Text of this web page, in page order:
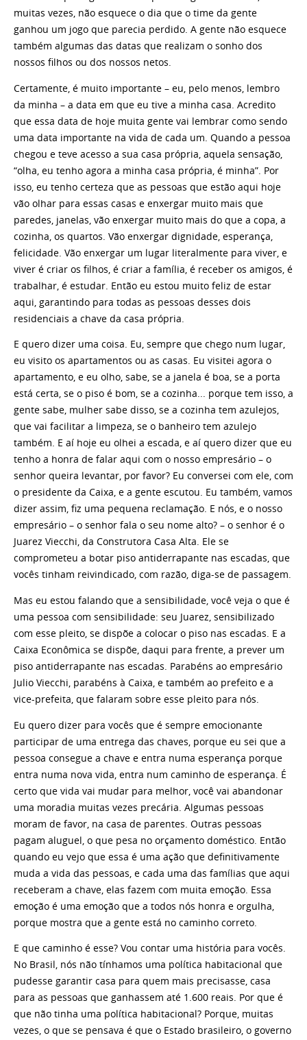
muitas vezes, não esquece o dia que o time da gente
ganhou um jogo que parecia perdido. A gente não esquece
também algumas das datas que realizam o sonho dos
nossos filhos ou dos nossos netos.
Certamente, é muito importante – eu, pelo menos, lembro
da minha – a data em que eu tive a minha casa. Acredito
que essa data de hoje muita gente vai lembrar como sendo
uma data importante na vida de cada um. Quando a pessoa
chegou e teve acesso a sua casa própria, aquela sensação,
“olha, eu tenho agora a minha casa própria, é minha”. Por
isso, eu tenho certeza que as pessoas que estão aqui hoje
vão olhar para essas casas e enxergar muito mais que
paredes, janelas, vão enxergar muito mais do que a copa, a
cozinha, os quartos. Vão enxergar dignidade, esperança,
felicidade. Vão enxergar um lugar literalmente para viver, e
viver é criar os filhos, é criar a família, é receber os amigos, é
trabalhar, é estudar. Então eu estou muito feliz de estar
aqui, garantindo para todas as pessoas desses dois
residenciais a chave da casa própria.
E quero dizer uma coisa. Eu, sempre que chego num lugar,
eu visito os apartamentos ou as casas. Eu visitei agora o
apartamento, e eu olho, sabe, se a janela é boa, se a porta
está certa, se o piso é bom, se a cozinha... porque tem isso, a
gente sabe, mulher sabe disso, se a cozinha tem azulejos,
que vai facilitar a limpeza, se o banheiro tem azulejo
também. E aí hoje eu olhei a escada, e aí quero dizer que eu
tenho a honra de falar aqui com o nosso empresário – o
senhor queira levantar, por favor? Eu conversei com ele, com
o presidente da Caixa, e a gente escutou. Eu também, vamos
dizer assim, fiz uma pequena reclamação. E nós, e o nosso
empresário – o senhor fala o seu nome alto? – o senhor é o
Juarez Viecchi, da Construtora Casa Alta. Ele se
comprometeu a botar piso antiderrapante nas escadas, que
vocês tinham reivindicado, com razão, diga-se de passagem.
Mas eu estou falando que a sensibilidade, você veja o que é
uma pessoa com sensibilidade: seu Juarez, sensibilizado
com esse pleito, se dispõe a colocar o piso nas escadas. E a
Caixa Econômica se dispõe, daqui para frente, a prever um
piso antiderrapante nas escadas. Parabéns ao empresário
Julio Viecchi, parabéns à Caixa, e também ao prefeito e a
vice-prefeita, que falaram sobre esse pleito para nós.
Eu quero dizer para vocês que é sempre emocionante
participar de uma entrega das chaves, porque eu sei que a
pessoa consegue a chave e entra numa esperança porque
entra numa nova vida, entra num caminho de esperança. É
certo que vida vai mudar para melhor, você vai abandonar
uma moradia muitas vezes precária. Algumas pessoas
moram de favor, na casa de parentes. Outras pessoas
pagam aluguel, o que pesa no orçamento doméstico. Então
quando eu vejo que essa é uma ação que definitivamente
muda a vida das pessoas, e cada uma das famílias que aqui
receberam a chave, elas fazem com muita emoção. Essa
emoção é uma emoção que a todos nós honra e orgulha,
porque mostra que a gente está no caminho correto.
E que caminho é esse? Vou contar uma história para vocês.
No Brasil, nós não tínhamos uma política habitacional que
pudesse garantir casa para quem mais precisasse, casa
para as pessoas que ganhassem até 1.600 reais. Por que é
que não tinha uma política habitacional? Porque, muitas
vezes, o que se pensava é que o Estado brasileiro, o governo